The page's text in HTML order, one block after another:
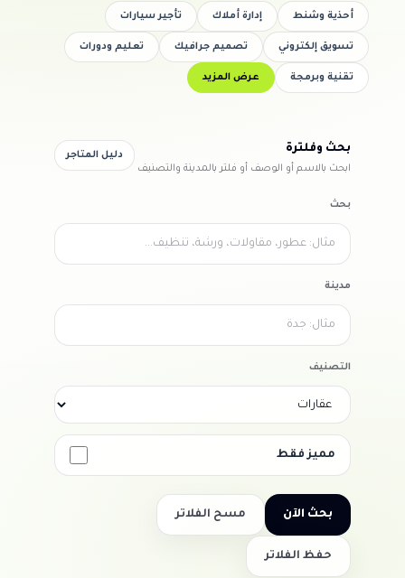
أحذية وشنط إدارة أملاك تأجير سيارات
تسويق إلكتروني تصميم جرافيك تعليم ودورات
تقنية وبرمجة عرض المزيد
بحث وفلترة
ابحث بالاسم أو الوصف أو فلتر بالمدينة والتصنيف
دليل المتاجر
بحث
مدينة
التصنيف
مميز فقط
بحث الآن مسح الفلاتر
حفظ الفلاتر